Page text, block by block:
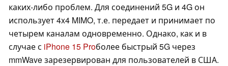
каких-либо проблем. Для соединений 5G и 4G он
использует 4x4 MIMO, т.е. передает и принимает по
четырем каналам одновременно. Однако, как и в
случае с iPhone 15 Proболее быстрый 5G через
mmWave зарезервирован для пользователей в США.